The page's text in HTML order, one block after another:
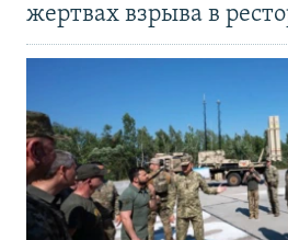
жертвах взрыва в